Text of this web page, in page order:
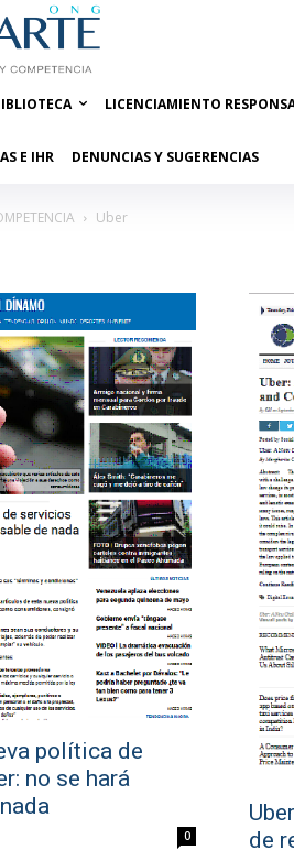
LICENCIAMIENTO
E IHR DENUNCIAS Y SUGERENCIAS
Uber
política de
no se hará
0
de